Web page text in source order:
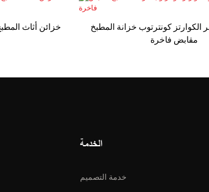
الكوارتز كونترتوب خزانة المطبخ
مقابض فاخرة
الخدمة
خدمة التصميم